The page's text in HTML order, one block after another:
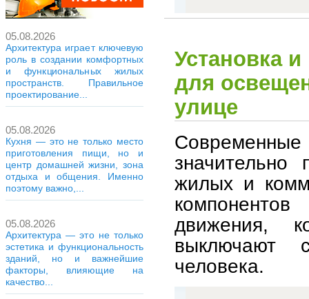
05.08.2026
Архитектура играет ключевую
роль в создании комфортных
и функциональных жилых
пространств. Правильное
проектирование...
05.08.2026
Кухня — это не только место
приготовления пищи, но и
центр домашней жизни, зона
отдыха и общения. Именно
поэтому важно,...
05.08.2026
Архитектура — это не только
эстетика и функциональность
зданий, но и важнейшие
факторы, влияющие на
качество...
Установка
для
улице
жилых и
движения,
выключают
человека.